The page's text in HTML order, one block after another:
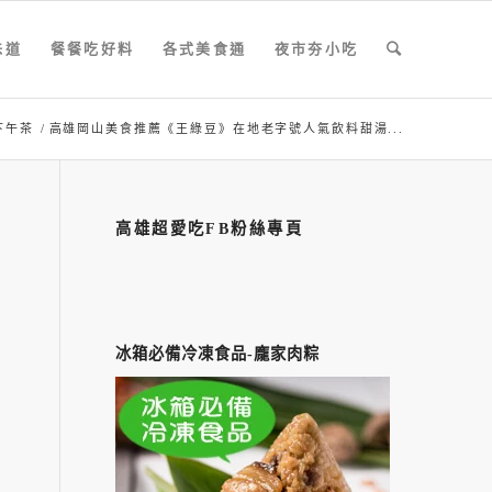
道 餐餐吃好料 各式美食通 夜市夯小吃
午茶 / 高雄岡山美食推薦《王綠豆》在地老字號人氣飲料甜湯...
高雄超愛吃FB粉絲專頁
冰箱必備冷凍食品-龐家肉粽